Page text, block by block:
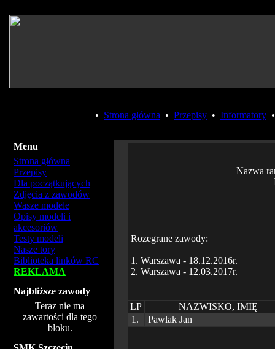
• Strona główna • Przepisy • Informatory
Menu
Strona główna
Przepisy
Dla początkujących
Zdjęcia z zawodów
Wasze modele
Opisy modeli i
akcesoriów
Testy modeli
Nasze tory
Biblioteka linków RC
REKLAMA
Najbliższe zawody
Teraz nie ma
zawartości dla tego
bloku.
Nazwa
Rozegrane zawody:
1. Warszawa - 18.12.2016r.
2. Warszawa - 12.03.2017r.
LP
NAZWISKO, IMIĘ
1.
Pawlak Jan